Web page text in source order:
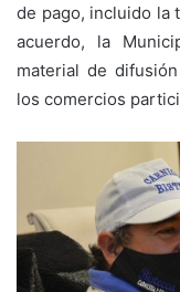
de pago, incluido la
acuerdo, la
material de
los comercios